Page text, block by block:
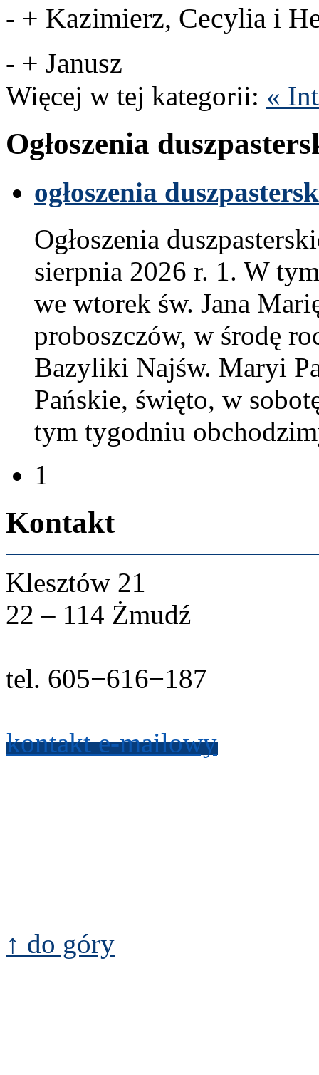
- + Kaz­imierz, Cecylia i
- + Janusz
Więcej w tej kat­e­gorii: «
Ogłoszenia
ogłoszenia
Ogłoszenia
sierp­nia 2026 r. 1. W
we wtorek św. Jana
pro­boszczów, w środę
Bazy­liki Najśw. Maryi
Pańskie, święto, w
tym tygod­niu
1
Kon­takt
Klesztów 21
22 – 114 Żmudź
tel. 605−616−187
kon­takt e-​mailowy
↑ do góry